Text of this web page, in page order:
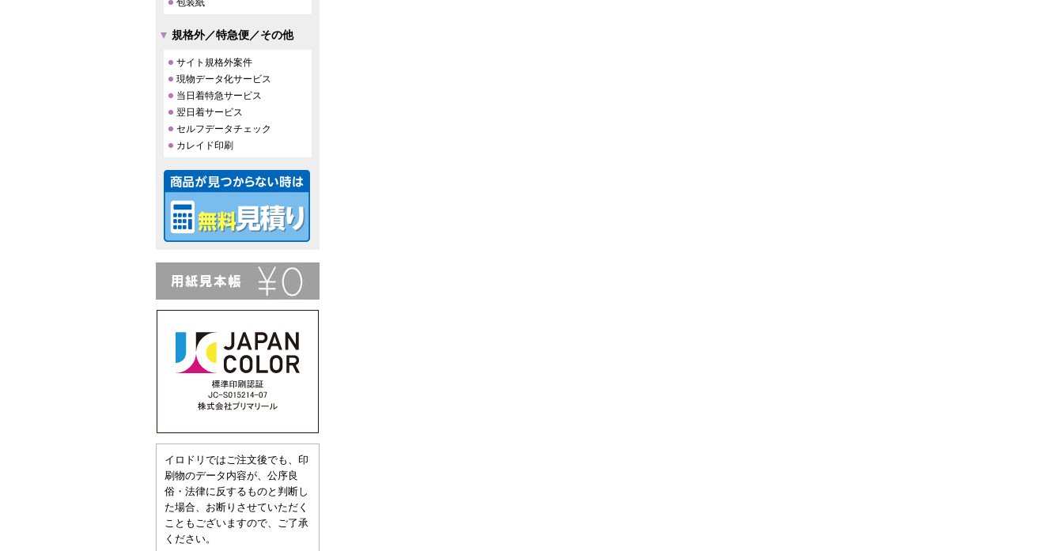
包装紙
規格外／特急便／その他
サイト規格外案件
現物データ化サービス
当日着特急サービス
翌日着サービス
セルフデータチェック
カレイド印刷
イロドリではご注文後でも、印
刷物のデータ内容が、公序良
俗・法律に反するものと判断し
た場合、お断りさせていただく
こともございますので、ご了承
ください。